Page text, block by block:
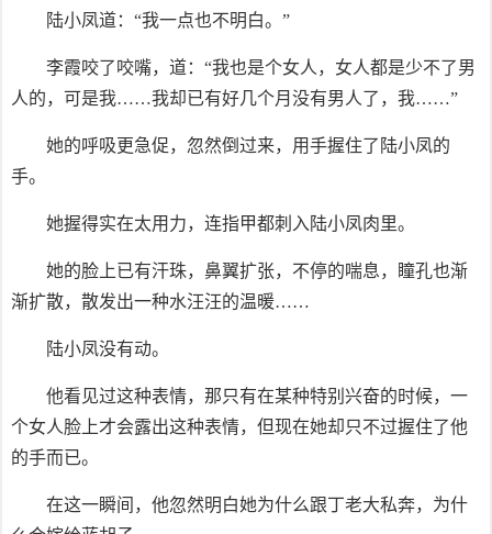
陆小凤道：“我一点也不明白。”
李霞咬了咬嘴，道：“我也是个女人，女人都是少不了男
人的，可是我……我却已有好几个月没有男人了，我……”
她的呼吸更急促，忽然倒过来，用手握住了陆小凤的
手。
她握得实在太用力，连指甲都刺入陆小凤肉里。
她的脸上已有汗珠，鼻翼扩张，不停的喘息，瞳孔也渐
渐扩散，散发出一种水汪汪的温暖……
陆小凤没有动。
他看见过这种表情，那只有在某种特别兴奋的时候，一
个女人脸上才会露出这种表情，但现在她却只不过握住了他
的手而已。
在这一瞬间，他忽然明白她为什么跟丁老大私奔，为什